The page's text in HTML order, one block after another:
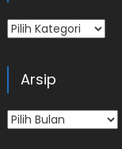
Kategori
Arsip
Arsip